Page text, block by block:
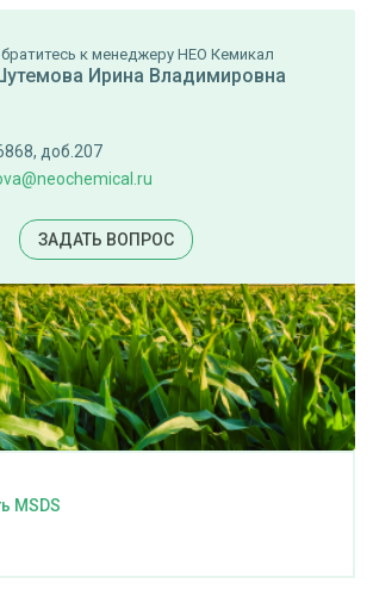
к менеджеру НЕО Кемикал
Ирина Владимировна
доб.207
ЗАДАТЬ ВОПРОС
MSDS